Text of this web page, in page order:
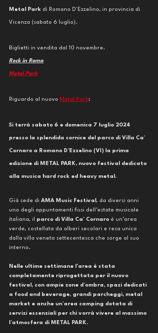
Metal Park di Romano D'Ezzelino, in provincia di
Vicenza (sabato 6 luglio).
Biglietti in vendita dal 10 novembre.
Rock in Roma
Metal Park
Riguardo al nuovo Metal Park:
Si terrà sabato 6 e domenica 7 luglio 2024
presso la splendida cornice del parco di Villa Ca’
Cornaro a Romano D’Ezzelino (VI) la prima
edizione di METAL PARK, nuovo festival dedicato
alla musica hard rock ed heavy metal.
Già sede di AMA Music Festival , da diversi anni
uno degli appuntamenti fissi dell’estate musicale
italiana, il parco di Villa Ca’ Cornaro è un’area
verde, costellata da alberi secolari e resa unica
dalla villa veneta settecentesca che sorge al suo
interno.
Nelle ultime settimane l'area è stata
completamente riprogettata per il nuovo
festival, con ampie zone d’ombra, spazi dedicati
a food and beverage, grandi parcheggi, metal
market e anche un’area camping dotata di
servizi essenziali per chi vorrà vivere al massimo
l’atmosfera di METAL PARK.